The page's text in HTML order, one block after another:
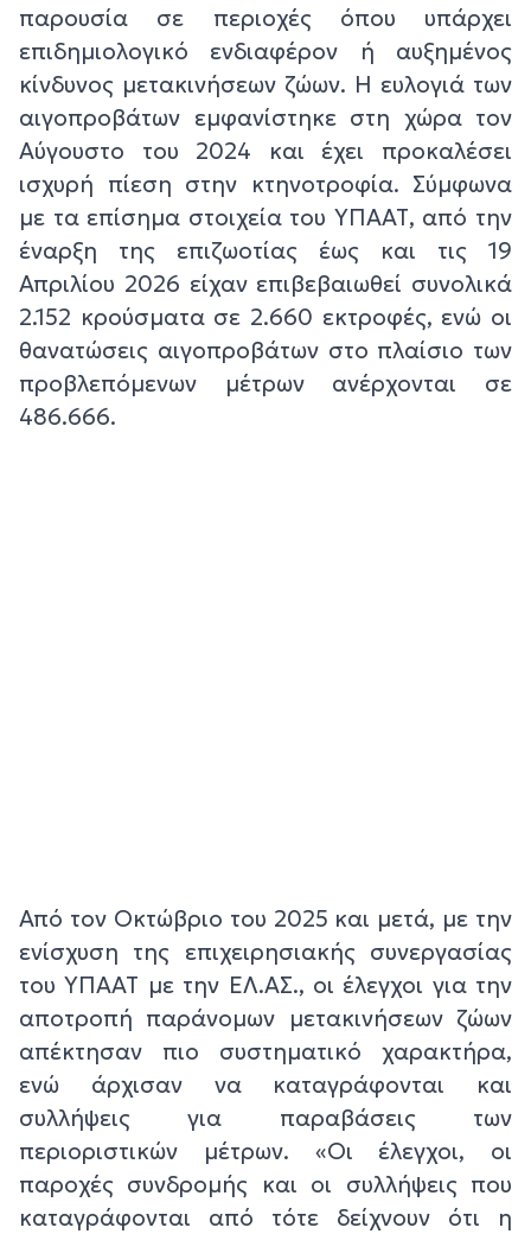
παρουσία σε περιοχές όπου υπάρχει
επιδημιολογικό ενδιαφέρον ή αυξημένος
κίνδυνος μετακινήσεων ζώων. Η ευλογιά των
αιγοπροβάτων εμφανίστηκε στη χώρα τον
Αύγουστο του 2024 και έχει προκαλέσει
ισχυρή πίεση στην κτηνοτροφία. Σύμφωνα
με τα επίσημα στοιχεία του ΥΠΑΑΤ, από την
έναρξη της επιζωοτίας έως και τις 19
Απριλίου 2026 είχαν επιβεβαιωθεί συνολικά
2.152 κρούσματα σε 2.660 εκτροφές, ενώ οι
θανατώσεις αιγοπροβάτων στο πλαίσιο των
προβλεπόμενων μέτρων ανέρχονται σε
486.666.
Από τον Οκτώβριο του 2025 και μετά, με την
ενίσχυση της επιχειρησιακής συνεργασίας
του ΥΠΑΑΤ με την ΕΛ.ΑΣ., οι έλεγχοι για την
αποτροπή παράνομων μετακινήσεων ζώων
απέκτησαν πιο συστηματικό χαρακτήρα,
ενώ άρχισαν να καταγράφονται και
συλλήψεις για παραβάσεις των
περιοριστικών μέτρων. «Οι έλεγχοι, οι
παροχές συνδρομής και οι συλλήψεις που
καταγράφονται από τότε δείχνουν ότι η